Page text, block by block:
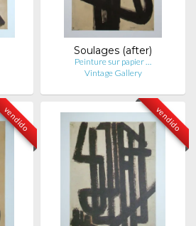
Soulages (after)
Peinture sur papier …
Vintage Gallery
vendido vendido